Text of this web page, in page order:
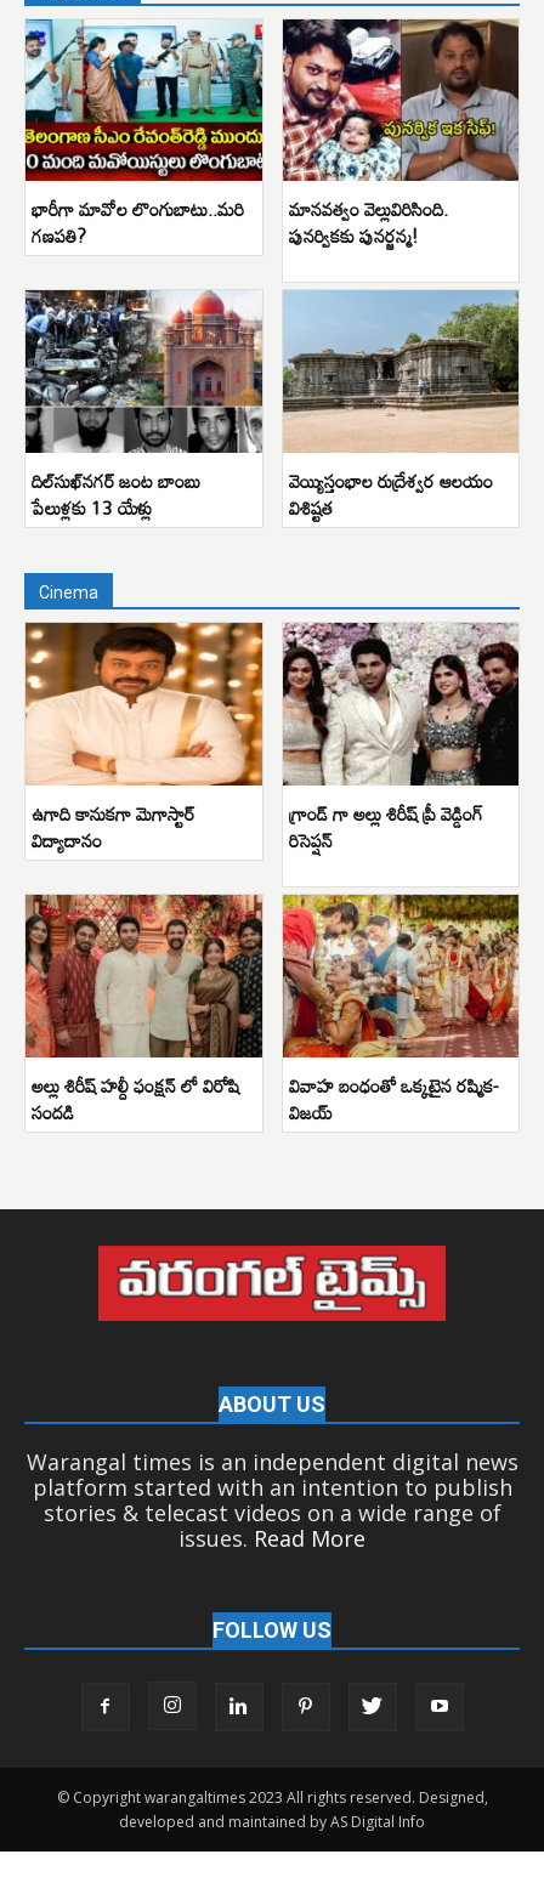
భారీగా మావోల లొంగుబాటు..మరి
గణపతి?
మానవత్వం వెల్లువిరిసింది.
పునర్వికకు పునర్జన్మ!
దిల్‌సుఖ్‌నగర్ జంట బాంబు
పేలుళ్లకు 13 యేళ్లు
వెయ్యిస్తంభాల రుద్రేశ్వర ఆలయం
విశిష్టత
Cinema
ఉగాది కానుకగా మెగాస్టార్
విద్యాదానం
గ్రాండ్ గా అల్లు శిరీష్ ప్రీ వెడ్డింగ్
రిసెప్షన్
అల్లు శిరీష్ హల్దీ ఫంక్షన్ లో విరోషి
సందడి
వివాహ బంధంతో ఒక్కటైన రష్మిక-
విజయ్
ABOUT US
Warangal times is an independent digital news
platform started with an intention to publish
stories & telecast videos on a wide range of
issues. Read More
FOLLOW US
© Copyright warangaltimes 2023 All rights reserved. Designed,
developed and maintained by AS Digital Info